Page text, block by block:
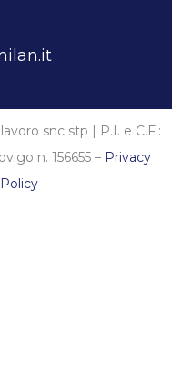
snc stp | P.I. e C.F.:
n. 156655 – Privacy